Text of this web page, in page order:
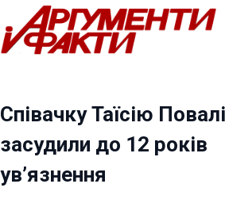
Перейти
до
вмісту
Співачку Таїсію
засудили до 12 років
ув’язнення